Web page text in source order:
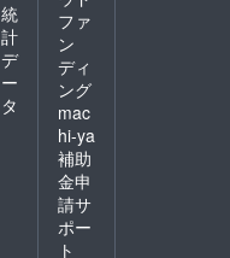
統
計
デ
ー
タ
ファ
ン
ディ
ング
mac
hi-ya
補助
金申
請サ
ポー
ト